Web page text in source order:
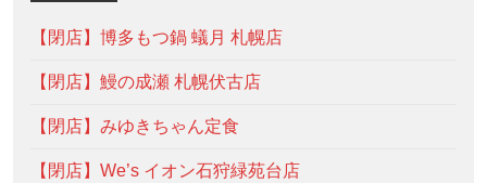
【閉店】博多もつ鍋 蟻月 札幌店
【閉店】鰻の成瀬 札幌伏古店
【閉店】みゆきちゃん定食
【閉店】We’s イオン石狩緑苑台店